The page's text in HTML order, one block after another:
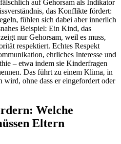
auf Gehorsam als Indikator
das Konflikte fördert:
fühlen sich dabei aber innerlich
Beispiel: Ein Kind, das
nur Gehorsam, weil es muss,
respektiert. Echtes Respekt
ehrliches Interesse und
– etwa indem sie Kinderfragen
Das führt zu einem Klima, in
wird, ohne dass er eingefordert oder
Welche
Eltern